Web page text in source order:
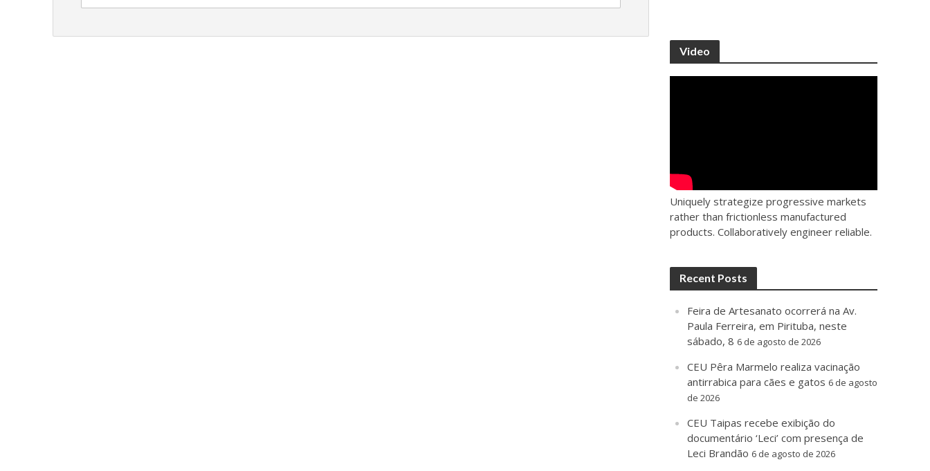
Video
Uniquely strategize progressive markets
rather than frictionless manufactured
products. Collaboratively engineer reliable.
Recent Posts
Feira de Artesanato ocorrerá na Av.
Paula Ferreira, em Pirituba, neste
sábado, 8 6 de agosto de 2026
CEU Pêra Marmelo realiza vacinação
antirrabica para cães e gatos 6 de agosto
de 2026
CEU Taipas recebe exibição do
documentário ‘Leci’ com presença de
Leci Brandão 6 de agosto de 2026